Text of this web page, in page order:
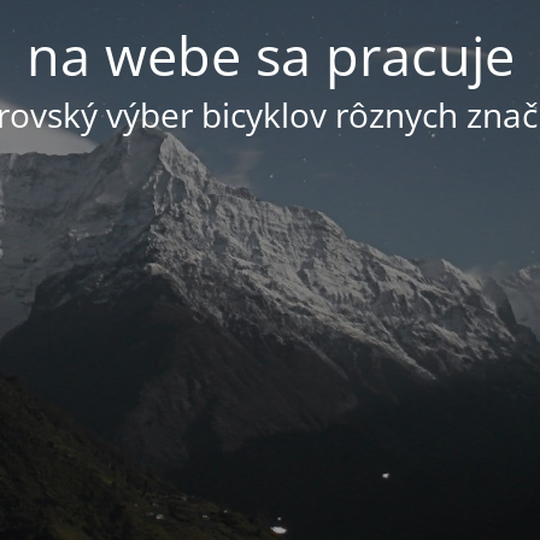
na webe sa pracuje
výber bicyklov rôznych